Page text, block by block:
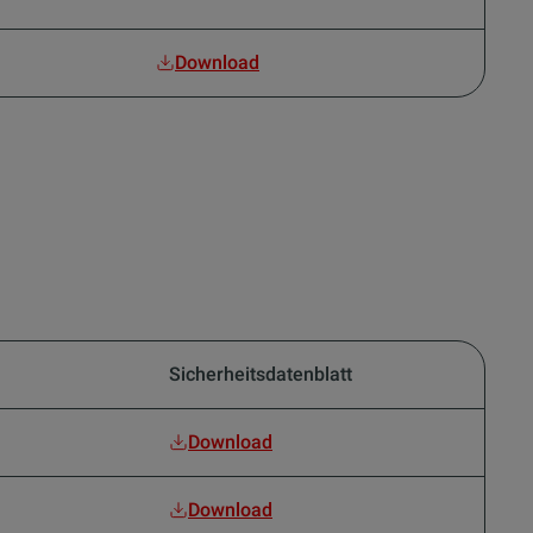
Download
Sicherheitsdatenblatt
Download
Download